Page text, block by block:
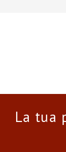
La tua